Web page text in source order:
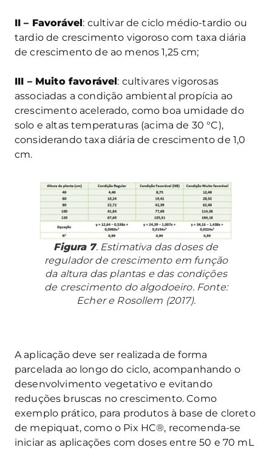
II – Favorável: cultivar de ciclo médio-tardio ou
tardio de crescimento vigoroso com taxa diária
de crescimento de ao menos 1,25 cm;
III – Muito favorável: cultivares vigorosas
associadas a condição ambiental propícia ao
crescimento acelerado, como boa umidade do
solo e altas temperaturas (acima de 30 °C),
considerando taxa diária de crescimento de 1,0
cm.
Figura 7. Estimativa das doses de
regulador de crescimento em função
da altura das plantas e das condições
de crescimento do algodoeiro. Fonte:
Echer e Rosollem (2017).
A aplicação deve ser realizada de forma
parcelada ao longo do ciclo, acompanhando o
desenvolvimento vegetativo e evitando
reduções bruscas no crescimento. Como
exemplo prático, para produtos à base de cloreto
de mepiquat, como o Pix HC®, recomenda-se
iniciar as aplicações com doses entre 50 e 70 mL